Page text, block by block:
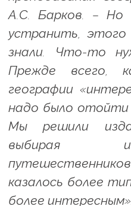
А.С. Барков. – Но
устранить,
знали. Что-то
Прежде всего,
географии
надо было отойти
Мы решили
выбирая
казалось более
более интересным».